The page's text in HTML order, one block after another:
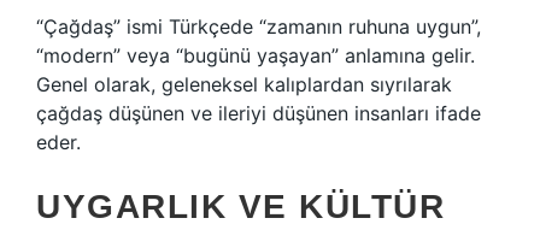
“Çağdaş” ismi Türkçede “zamanın ruhuna uygun”,
“modern” veya “bugünü yaşayan” anlamına gelir.
Genel olarak, geleneksel kalıplardan sıyrılarak
çağdaş düşünen ve ileriyi düşünen insanları ifade
eder.
UYGARLIK VE KÜLTÜR